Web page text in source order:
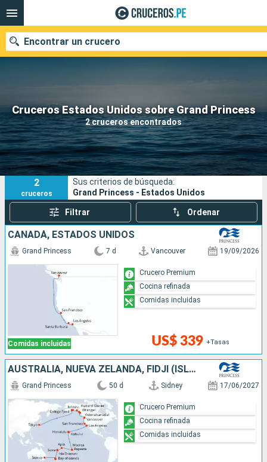
Cruceros Estados Unidos sobre Grand Princess
2 cruceros encontrados
Encontrar un crucero
Nuestros destinos
Fecha de salida
Puertos Compañías
Buscar
2
cruceros
Sus criterios de búsqueda:
Grand Princess - Estados Unidos
Filtrar Ordenar
CANADÁ, ESTADOS UNIDOS
Comidas incluidas
Grand Princess 7 d Vancouver 19/09/2026
US$ 339 +Tasas
Crucero Premium
Cocina refinada
Comidas incluidas
AUSTRALIA, NUEVA ZELANDA, FIDJI (ISLAS), SAMOA, FRANCIA, CANADÁ, ESTADOS UNIDOS, JAPÓN
Grand Princess 50 d Sidney 17/06/2027
Crucero Premium
Cocina refinada
Comidas incluidas